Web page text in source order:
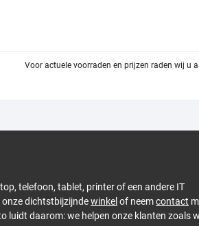
Voor actuele voorraden en prijzen raden wij u
telefoon, tablet, printer of een andere IT
dichtstbijzijndewinkel of neemcontact
luidt daarom: we helpen onze klanten zoals